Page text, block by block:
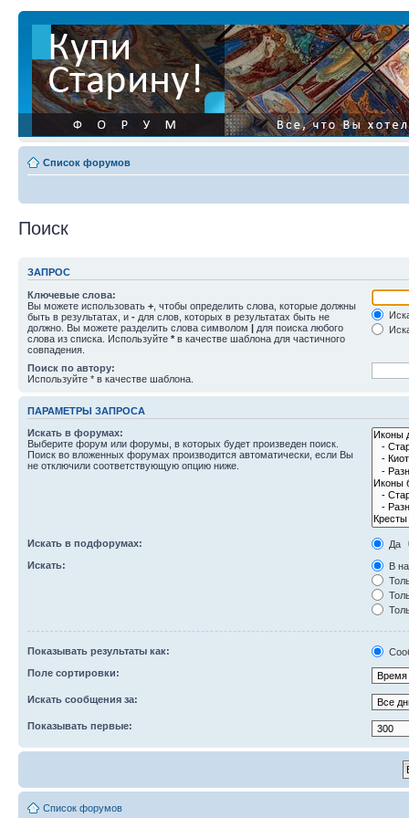
Список форумов
Поиск
ЗАПРОС
Ключевые слова:
Вы можете использовать + , чтобы определить слова, которые должны
быть в результатах, и - для слов, которых в результатах быть не
должно. Вы можете разделить слова символом | для поиска любого
слова из списка. Используйте * в качестве шаблона для частичного
совпадения.
Поиск по автору:
Используйте * в качестве шаблона.
ПАРАМЕТРЫ ЗАПРОСА
Искать в форумах:
Выберите форум или форумы, в которых будет произведен поиск.
Поиск во вложенных форумах производится автоматически, если Вы
не отключили соответствующую опцию ниже.
Искать в подфорумах:
Да
Искать:
В
Показывать результаты как:
Поле сортировки:
Искать сообщения за:
Показывать первые:
Список форумов